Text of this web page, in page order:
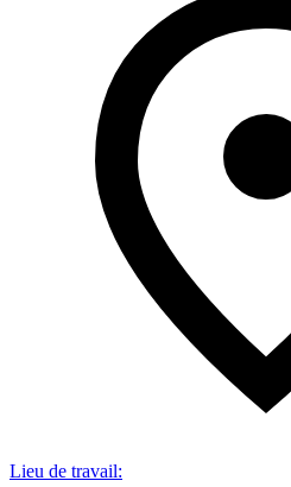
Lieu de travail: